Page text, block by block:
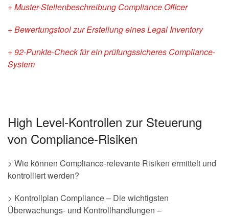
+ Muster-Stellenbeschreibung Compliance Officer
+ Bewertungstool zur Erstellung eines Legal Inventory
+ 92-Punkte-Check für ein prüfungssicheres Compliance-
System
High Level-Kontrollen zur Steuerung
von Compliance-Risiken
> Wie können Compliance-relevante Risiken ermittelt und
kontrolliert werden?
> Kontrollplan Compliance – Die wichtigsten
Überwachungs- und Kontrollhandlungen –